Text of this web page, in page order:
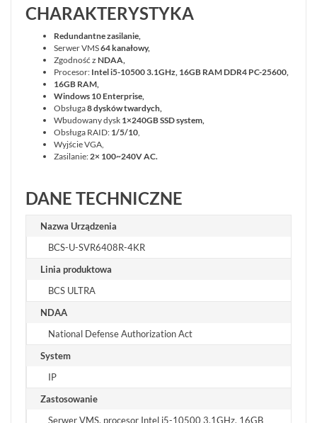
WLAN
TRANSMISJA,
AKCESORIA
MOBILNE
LICENCJE
MANAGER
WYPRZEDAŻ
NOWOŚCI
(74)
REJESTRACJA
KONFIGURATOR
Informacje
CHARAKTERYSTYKA
Redundantne zasilanie,
Serwer VMS64 kanałowy,
Zgodność z NDAA,
Procesor: Intel i5-10500 3.1GHz, 16GB RAM DDR4 PC-25600,
16GB RAM,
Windows 10 Enterprise,
Obsługa8 dysków twardych,
Wbudowany dysk 1×240GB SSD system,
Obsługa RAID: 1/5/10,
Wyjście VGA,
Zasilanie:2× 100~240V AC.
DANE TECHNICZNE
Nazwa Urządzenia
BCS-U-SVR6408R-4KR
Linia produktowa
BCS ULTRA
NDAA
National Defense Authorization Act
System
IP
Zastosowanie
Serwer VMS, procesor Intel i5-10500 3.1GHz, 16GB